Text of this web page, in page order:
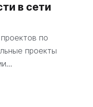
в сети
по
проекты